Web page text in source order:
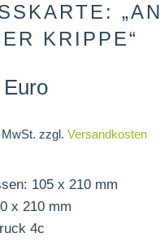
„AN D
KRIPPE“
Euro
zzgl. Versandkosten
105 x 210 mm
x 210 mm
4c